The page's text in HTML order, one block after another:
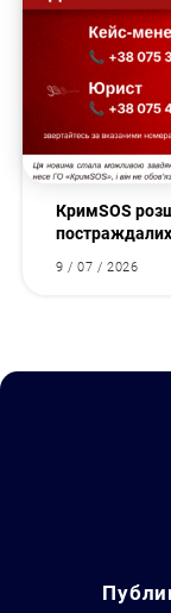
КримSOS
9 / 07 / 2026